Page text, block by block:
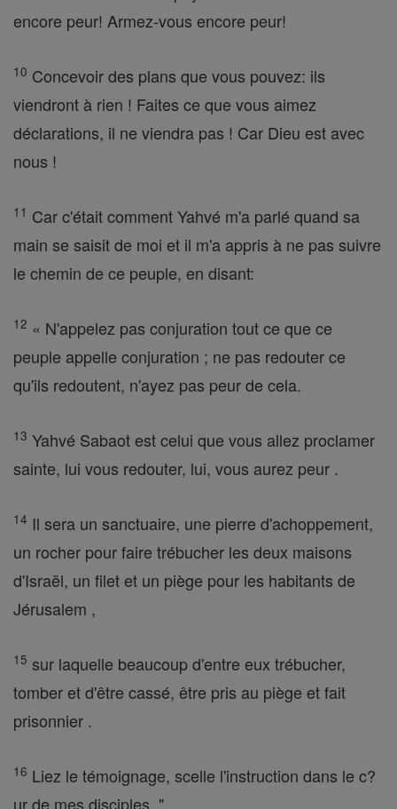
encore peur! Armez-vous encore peur!
10 Concevoir des plans que vous pouvez: ils
viendront à rien ! Faites ce que vous aimez
déclarations, il ne viendra pas ! Car Dieu est avec
nous !
11 Car c'était comment Yahvé m'a parlé quand sa
main se saisit de moi et il m'a appris à ne pas suivre
le chemin de ce peuple, en disant:
12 « N'appelez pas conjuration tout ce que ce
peuple appelle conjuration ; ne pas redouter ce
qu'ils redoutent, n'ayez pas peur de cela.
13 Yahvé Sabaot est celui que vous allez proclamer
sainte, lui vous redouter, lui, vous aurez peur .
14 Il sera un sanctuaire, une pierre d'achoppement,
un rocher pour faire trébucher les deux maisons
d'Israël, un filet et un piège pour les habitants de
Jérusalem ,
15 sur laquelle beaucoup d'entre eux trébucher,
tomber et d'être cassé, être pris au piège et fait
prisonnier .
16 Liez le témoignage, scelle l'instruction dans le c?
ur de mes disciples. "